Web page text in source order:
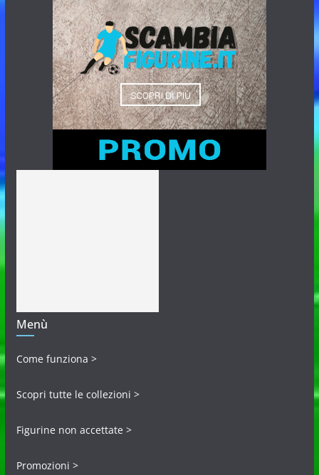
Menù
Come funziona >
Scopri tutte le collezioni >
Figurine non accettate >
Promozioni >